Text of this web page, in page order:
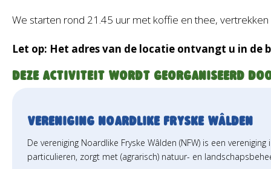
We starten rond 21.45 uur met koffie en thee,
Let op: Het adres van de locatie ontvangt u in de
Deze activiteit wordt georganiseerd
Vereniging Noardlike Fryske Wâlden
De vereniging Noardlike Fryske Wâlden (NFW) is een
particulieren, zorgt met (agrarisch) natuur- en